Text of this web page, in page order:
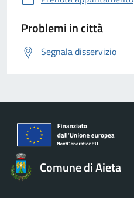
Problemi in città
Segnala disservizio
Comune di Aieta